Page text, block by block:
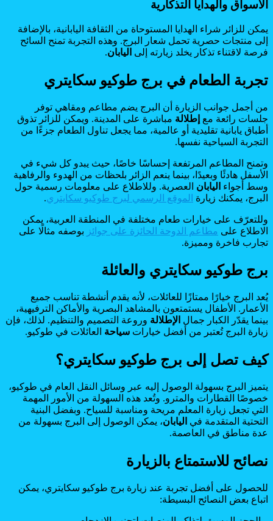
الأسواق والهدايا التذكارية
يمكن للزائر شراء الهدايا المستوحاة من الثقافة اليابانية، بالإضافة
إلى منتجات حصرية تحمل شعار البرج. وهذه التجربة تمنح السائح
فرصة لاقتناء تذكار يخلد زيارته إلى اليابان.
تجربة الطعام في برج طوكيو سكايتري
من أجمل جوانب الزيارة أن البرج يضم مطاعم ومقاهي توفر
جلسات رائعة مع إطلالة مباشرة على المدينة. ويمكن للزائر تذوق
أطباق يابانية تقليدية أو عالمية، مما يجعل تناول الطعام جزءًا من
التجربة السياحية نفسها.
وتمنح المطاعم المرتفعة إحساسًا خاصًا، حيث يبدو كل شيء في
الأسفل هادئًا وبعيدًا، بينما ينعم الزائر بلحظات من الهدوء والرفاهية
وسط أجواء اليابان العصرية. وللاطلاع على معلومات رسمية حول
البرج، يمكنك زيارة
الموقع الرسمي لبرج طوكيو سكايتري.
وللتعرّف على خيارات طعام مختلفة في المنطقة العربية، يمكن
الاطلاع على مطاعم الدوحة الحائزة على جوائز بوصفه مثالًا على
تجارب فاخرة ومميزة.
برج طوكيو سكايتري والعائلة
يُعد البرج خيارًا ممتازًا للعائلات، لأنه يقدم أنشطة تناسب جميع
الأعمار. الأطفال يستمتعون بالمشاهد البصرية والأماكن الترفيهية،
بينما يقدّر الكبار جمال الإطلالة وروعة التصميم والتنظيم. لذلك، فإن
زيارة البرج تُعتبر من أفضل خيارات سياحة العائلات في طوكيو.
كيف تصل إلى برج طوكيو سكايتري؟
يتميز البرج بسهولة الوصول إليه عبر وسائل النقل العام في طوكيو،
خصوصًا القطارات والمترو. وتُعد هذه السهولة من الأمور المهمة
التي تجعل زيارة المعلم مريحة ومناسبة للسياح. وبفضل البنية
التحتية المتقدمة في اليابان، يمكن الوصول إلى البرج بسهولة من
عدة مناطق في العاصمة.
نصائح للاستمتاع بالزيارة
للحصول على أفضل تجربة عند زيارة برج طوكيو سكايتري، يمكن
اتباع بعض النصائح البسيطة: